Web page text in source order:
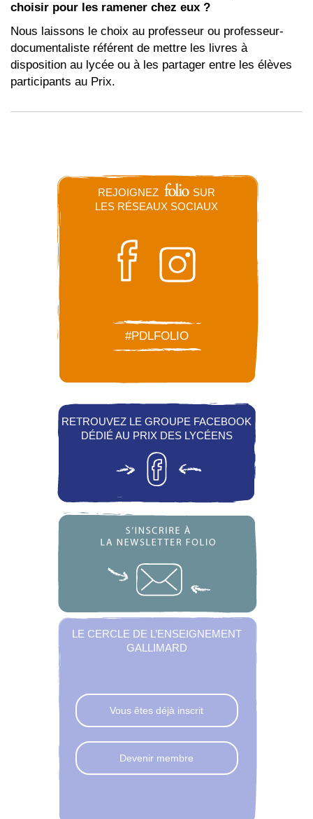
choisir pour les ramener chez eux ?
Nous laissons le choix au professeur ou professeur-
documentaliste référent de mettre les livres à
disposition au lycée ou à les partager entre les élèves
participants au Prix.
REJOIGNEZ
SUR
LES RÉSEAUX SOCIAUX
#PDLFOLIO
RETROUVEZ LE GROUPE FACEBOOK
DÉDIÉ AU PRIX DES LYCÉENS
LE CERCLE DE L’ENSEIGNEMENT
GALLIMARD
Vous êtes déjà inscrit
Devenir membre